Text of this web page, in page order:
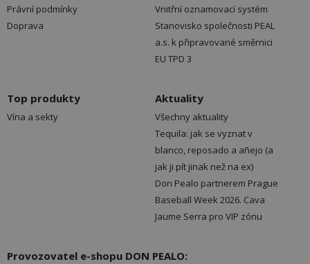
Právní podmínky
Doprava
Vnitřní oznamovací systém
Stanovisko společnosti PEAL
a.s. k připravované směrnici
EU TPD 3
Top produkty
Vína a sekty
Aktuality
Všechny aktuality
Tequila: jak se vyznat v
blanco, reposado a añejo (a
jak ji pít jinak než na ex)
Don Pealo partnerem Prague
Baseball Week 2026. Cava
Jaume Serra pro VIP zónu
Provozovatel e-shopu DON PEALO: